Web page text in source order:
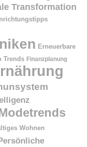
Transformation
Erneuerbare
Trends Finanzplanung
Wohnen